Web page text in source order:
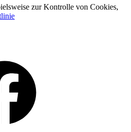
zur Kontrolle von Cookies,